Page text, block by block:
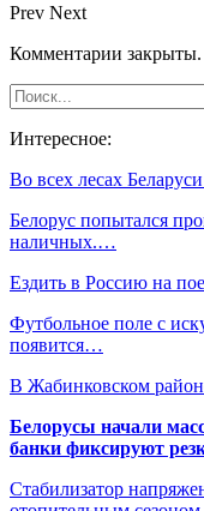
Prev Next
Комментарии закрыты.
Интересное:
Во всех лесах
Белорус попытался
наличных.…
Ездить в Россию на
Футбольное поле с
появится…
В Жабинковском
Белорусы начали
банки фиксируют
Стабилизатор